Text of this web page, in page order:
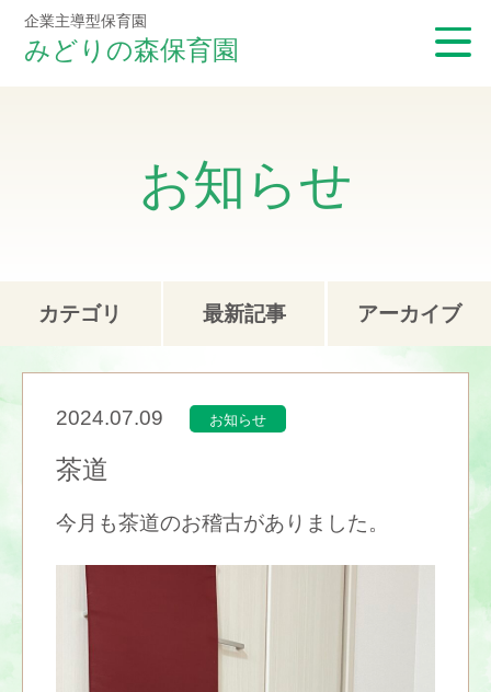
企業主導型保育園
みどりの森保育園
お知らせ
カテゴリ 最新記事 アーカイブ
2024.07.09 お知らせ
茶道
今月も茶道のお稽古がありました。